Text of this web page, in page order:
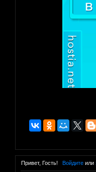
Привет, Гость! Войдитеили